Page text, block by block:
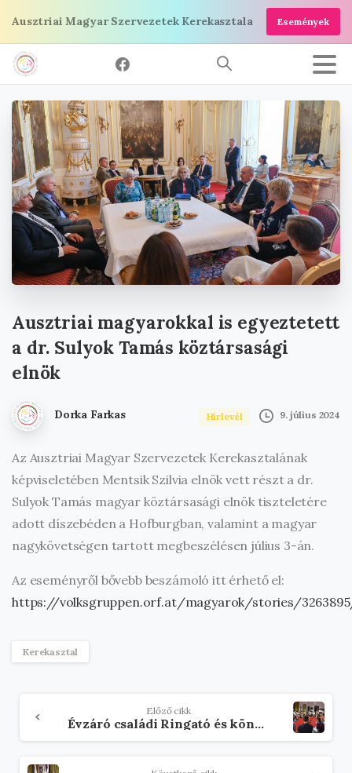
tartalomra
Ausztriai Magyar Szervezetek Kerekasztala Események
Ausztriai magyarokkal is egyeztetett
a dr. Sulyok Tamás köztársasági
elnök
Dorka Farkas Hírlevél 9. július 2024
Az Ausztriai Magyar Szervezetek Kerekasztalának
képviseletében Mentsik Szilvia elnök vett részt a dr.
Sulyok Tamás magyar köztársasági elnök tiszteletére
adott díszebéden a Hofburgban, valamint a magyar
nagykövetségen tartott megbeszélésen július 3-án.
Az eseményről bővebb beszámoló itt érhető el:
https://volksgruppen.orf.at/magyarok/stories/
Kerekasztal
tovább
Előző cikk
Évzáró családi Ringató és könyvvásár az AMAPED-ben